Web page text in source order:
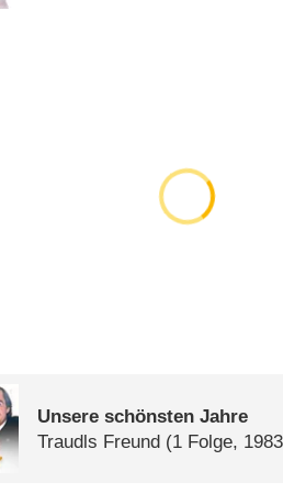
Unsere schönsten Jahre
Traudls Freund (1 Folge,